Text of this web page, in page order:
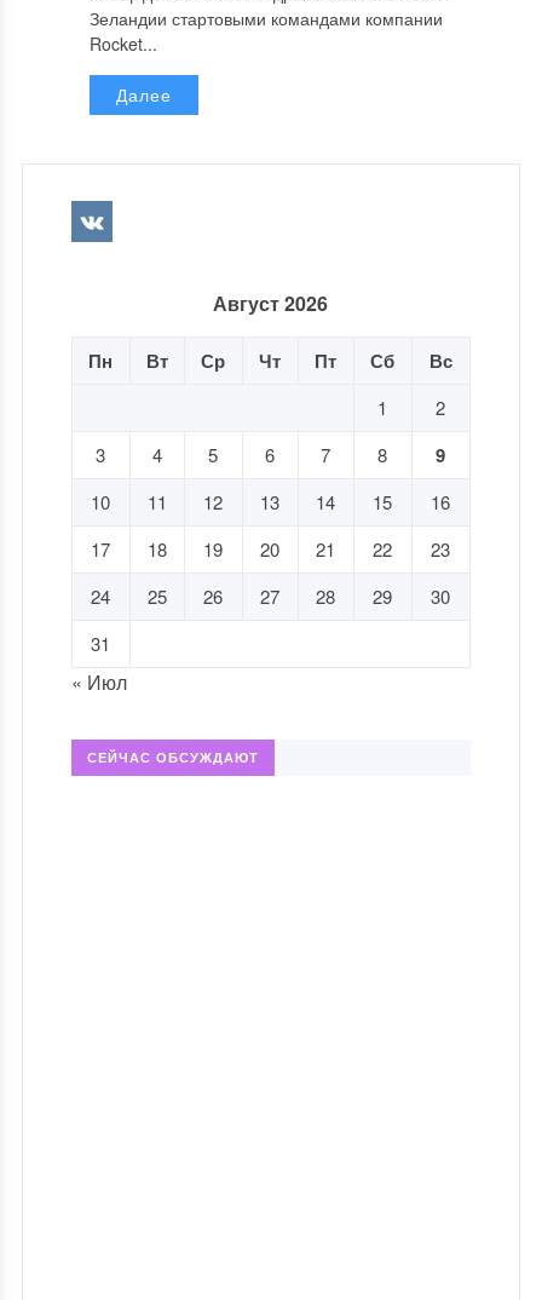
Зеландии стартовыми командами компании
Rocket...
Далее
Август 2026
Пн Вт Ср Чт Пт Сб Вс
1
2
3
4 5 6 7 8 9
10 11 12 13 14 15
16
17
18 19 20 21 22
23
24
25 26 27 28 29
30
31
« Июл
СЕЙЧАС ОБСУЖДАЮТ